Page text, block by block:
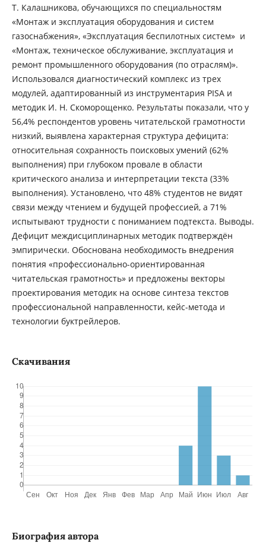
Т. Калашникова, обучающихся по специальностям
«Монтаж и эксплуатация оборудования и систем
газоснабжения», «Эксплуатация беспилотных систем» и
«Монтаж, техническое обслуживание, эксплуатация и
ремонт промышленного оборудования (по отраслям)».
Использовался диагностический комплекс из трех
модулей, адаптированный из инструментария PISA и
методик И. Н. Скоморощенко. Результаты показали, что у
56,4% респондентов уровень читательской грамотности
низкий, выявлена характерная структура дефицита:
относительная сохранность поисковых умений (62%
выполнения) при глубоком провале в области
критического анализа и интерпретации текста (33%
выполнения). Установлено, что 48% студентов не видят
связи между чтением и будущей профессией, а 71%
испытывают трудности с пониманием подтекста. Выводы.
Дефицит междисциплинарных методик подтверждён
эмпирически. Обоснована необходимость внедрения
понятия «профессионально-ориентированная
читательская грамотность» и предложены векторы
проектирования методик на основе синтеза текстов
профессиональной направленности, кейс-метода и
технологии буктрейлеров.
Скачивания
Биография автора